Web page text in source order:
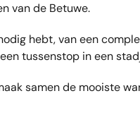
van de Betuwe.
hebt, van een
tussenstop in een
samen de mooiste